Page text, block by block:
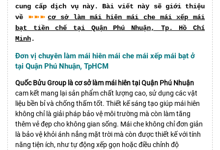
cung cấp dịch vụ này. Bài viết này sẽ giới thiệu
về ➽➽➽ cơ sở làm mái hiên mái che mái xếp mái
bạt tiền chế tại Quận Phú Nhuận, Tp. Hồ Chí
Minh.
Đơn vị chuyên làm mái hiên mái che mái xếp mái bạt ở
tại Quận Phú Nhuận, TpHCM
Quốc Bửu Group là cơ sở làm mái hiên tại Quận Phú Nhuận
cam kết mang lại sản phẩm chất lượng cao, sử dụng các vật
liệu bền bỉ và chống thấm tốt. Thiết kế sáng tạo giúp mái hiên
không chỉ là giải pháp bảo vệ môi trường mà còn làm tăng
thêm vẻ đẹp cho không gian sống. Mái che không chỉ đơn giản
là bảo vệ khỏi ánh nắng mặt trời mà còn được thiết kế với tính
năng tiện ích, như tự động xếp gọn hoặc điều chỉnh độ